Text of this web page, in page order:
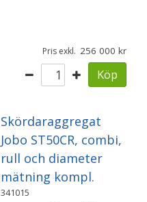
Pris exkl. 256 000
Köp
Skördaraggregat
Jobo ST50CR, combi,
rull och diameter
mätning kompl.
341015